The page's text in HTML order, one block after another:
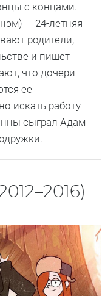
с концами.
— 24-летняя
родители,
и пишет
что дочери
ее
искать работу
сыграл Адам